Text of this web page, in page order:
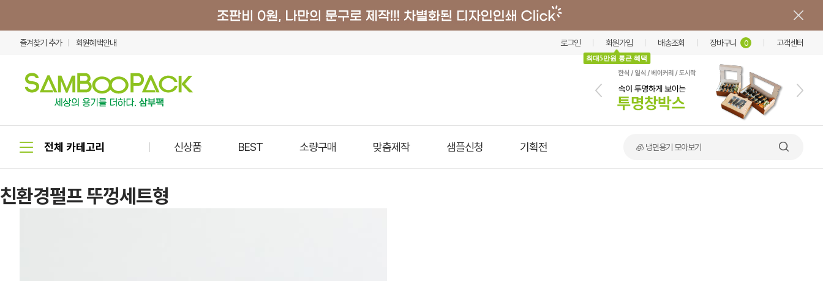
즐겨찾기 추가 회원혜택안내 로그인 회원가입
최대5만원 통큰 혜택
배송조회 장바구니 0 고객센터
신상품 BEST 소량구매 맞춤제작 샘플신청 기획전 🧊 냉면용기 모아보기
친환경펄프 뚜껑세트형